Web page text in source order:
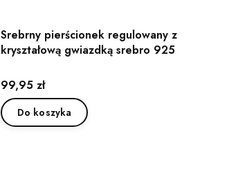
Srebrny pierścionek regulowany z
kryształową gwiazdką srebro 925
Cena
99,95 zł
Do koszyka